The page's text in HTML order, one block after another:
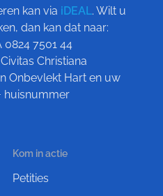
kan via iDEAL. Wilt u
dan kan dat naar:
0824 7501 44
Christiana
Onbevlekt Hart en uw
huisnummer
Kom in actie
Petities